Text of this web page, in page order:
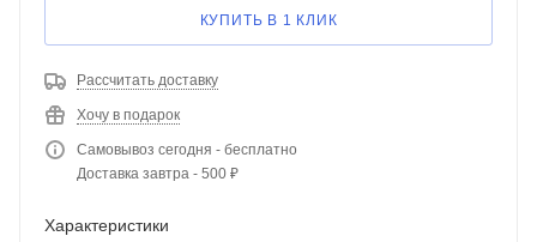
КУПИТЬ В 1 КЛИК
Рассчитать доставку
Хочу в подарок
Самовывоз сегодня - бесплатно
Доставка завтра - 500 ₽
Характеристики